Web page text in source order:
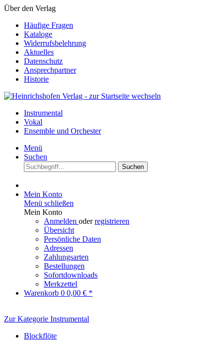
Über den Verlag
Häufige Fragen
Kataloge
Widerrufsbelehrung
Aktuelles
Datenschutz
Ansprechpartner
Historie
Instrumental
Vokal
Ensemble und Orchester
Menü
Suchen
Suchen
Mein Konto
Menü schließen
Mein Konto
Anmelden oderregistrieren
Übersicht
Persönliche Daten
Adressen
Zahlungsarten
Bestellungen
Sofortdownloads
Merkzettel
Warenkorb 0 0,00 € *
Zur Kategorie Instrumental
Blockflöte